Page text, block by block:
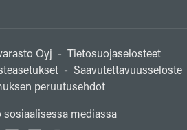
Oyj - Tietosuojaselosteet
- Saavutettavuusseloste
peruutusehdot
sosiaalisessa mediassa